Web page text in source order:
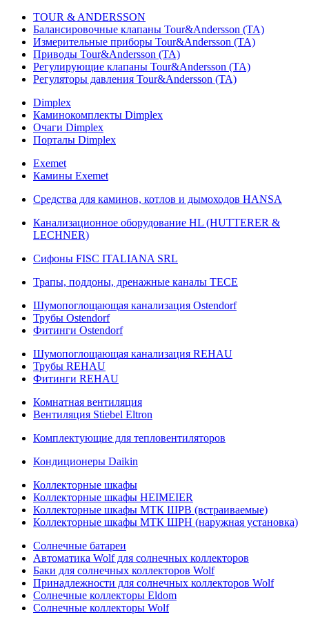
TOUR & ANDERSSON
Балансировочные клапаны Tour&Andersson (TA)
Измерительные приборы Tour&Andersson (TA)
Приводы Tour&Andersson (TA)
Регулирующие клапаны Tour&Andersson (TA)
Регуляторы давления Tour&Andersson (TA)
Dimplex
Каминокомплекты Dimplex
Очаги Dimplex
Порталы Dimplex
Exemet
Камины Exemet
Средства для каминов, котлов и дымоходов HANSA
Канализационное оборудование HL (HUTTERER &
LECHNER)
Сифоны FISC ITALIANA SRL
Трапы, поддоны, дренажные каналы TECE
Шумопоглощающая канализация Ostendorf
Трубы Ostendorf
Фитинги Ostendorf
Шумопоглощающая канализация REHAU
Трубы REHAU
Фитинги REHAU
Комнатная вентиляция
Вентиляция Stiebel Eltron
Комплектующие для тепловентиляторов
Кондиционеры Daikin
Коллекторные шкафы
Коллекторные шкафы HEIMEIER
Коллекторные шкафы МТК ШРВ (встраиваемые)
Коллекторные шкафы МТК ШРН (наружная установка)
Солнечные батареи
Автоматика Wolf для солнечных коллекторов
Баки для солнечных коллекторов Wolf
Принадлежности для солнечных коллекторов Wolf
Солнечные коллекторы Eldom
Солнечные коллекторы Wolf